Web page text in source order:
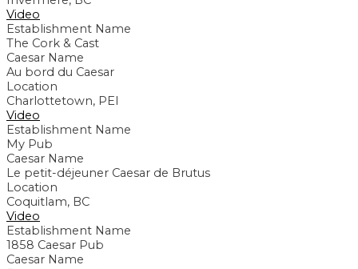
Video
Establishment Name
The Cork & Cast
Caesar Name
Au bord du Caesar
Location
Charlottetown, PEI
Video
Establishment Name
My Pub
Caesar Name
Le petit-déjeuner Caesar de Brutus
Location
Coquitlam, BC
Video
Establishment Name
1858 Caesar Pub
Caesar Name